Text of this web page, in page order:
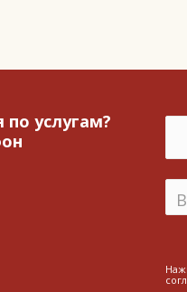
услугам?